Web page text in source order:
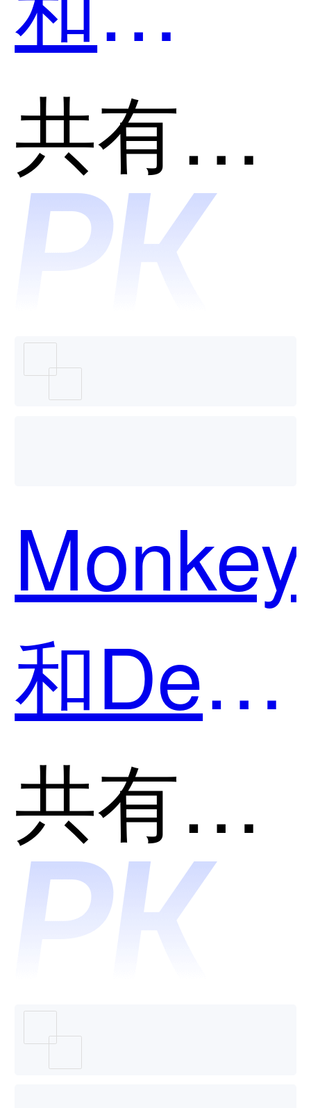
哪个好
用？
共有分类：开发者工具
和Deco
— 京东
出品哪
个好
共有分类：开发者工具